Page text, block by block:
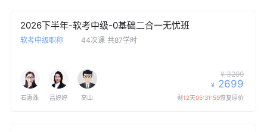
2026下半年-软考中级-0基础二合一无忧班
软考中级职称 44次课 共87学时
石惠珠 吕婷婷 高山
¥ 3299
¥ 2699
剩12天05:31:59恢复原价